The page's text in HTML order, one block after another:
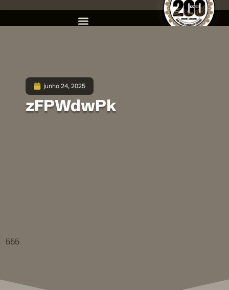
junho 24, 2025
zFPWdwPk
555